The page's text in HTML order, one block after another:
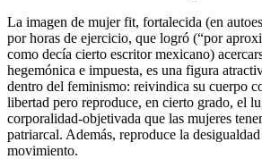
La imagen de mujer fit, fortalecida (en
por horas de ejercicio, que logró (“por
como decía cierto escritor mexicano)
hegemónica e impuesta, es una figura
dentro del feminismo: reivindica su cuerpo
libertad pero reproduce, en cierto grado, el
corporalidad-objetivada que las mujeres
patriarcal. Además, reproduce la
movimiento.